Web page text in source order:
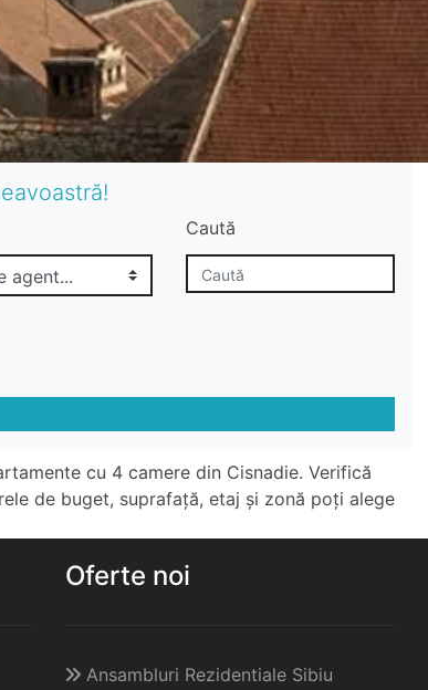
Caută
cu 4 camere din Cisnadie. Verifică
de buget, suprafață, etaj și zonă poți alege
Oferte noi
Ansambluri Rezidentiale Sibiu